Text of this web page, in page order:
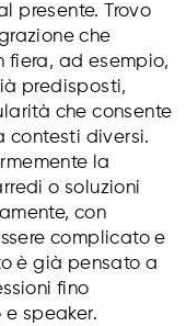
presente. Trovo
che
fiera, ad esempio,
predisposti,
che consente
contesti diversi.
la
o soluzioni
con
complicato e
è già pensato a
fino
e speaker.